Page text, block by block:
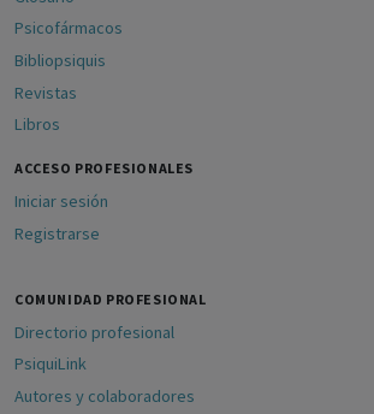
Psicofármacos
Bibliopsiquis
Revistas
Libros
ACCESO PROFESIONALES
Iniciar sesión
Registrarse
COMUNIDAD PROFESIONAL
Directorio profesional
PsiquiLink
Autores y colaboradores